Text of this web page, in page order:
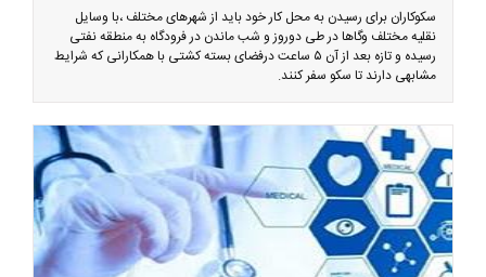
سکوکاران برای رسیدن به محل کار خود باید از شهرهای مختلف ،با وسایل
نقلیه مختلف وگاها در طی دوروز و شب ماندن در فرودگاه به منطقه نفتی
رسیده و تازه بعد از آن ۵ ساعت درفضای بسته کشتی با همکارانی که شرایط
مشابهی دارند تا سکو سفر کنند.